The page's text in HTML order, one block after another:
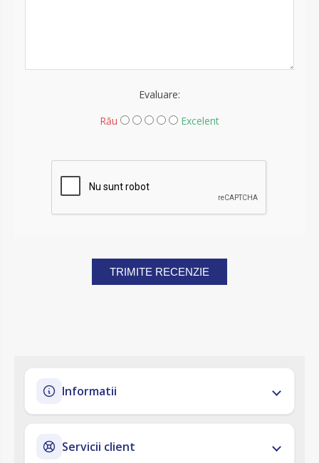
Evaluare:
Rău
Excelent
TRIMITE RECENZIE
Informatii
Servicii client